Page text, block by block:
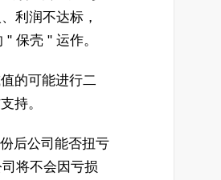
利润不达标，
保壳 " 运作。
的可能进行二
持。
后公司能否扭亏
将不会因亏损